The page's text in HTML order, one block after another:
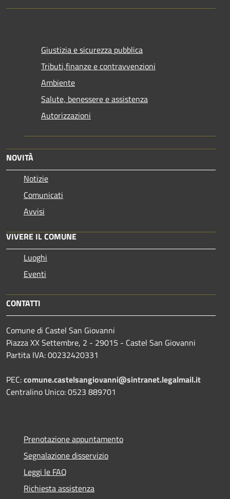
Giustizia e sicurezza pubblica
Tributi,finanze e contravvenzioni
Ambiente
Salute, benessere e assistenza
Autorizzazioni
NOVITÀ
Notizie
Comunicati
Avvisi
VIVERE IL COMUNE
Luoghi
Eventi
CONTATTI
Comune di Castel San Giovanni
Piazza XX Settembre, 2 - 29015 - Castel San Giovanni
Partita IVA: 00232420331
PEC:comune.castelsangiovanni@sintranet.legalmail.it
Centralino Unico: 0523 889701
Prenotazione appuntamento
Segnalazione disservizio
Leggi le FAQ
Richiesta assistenza